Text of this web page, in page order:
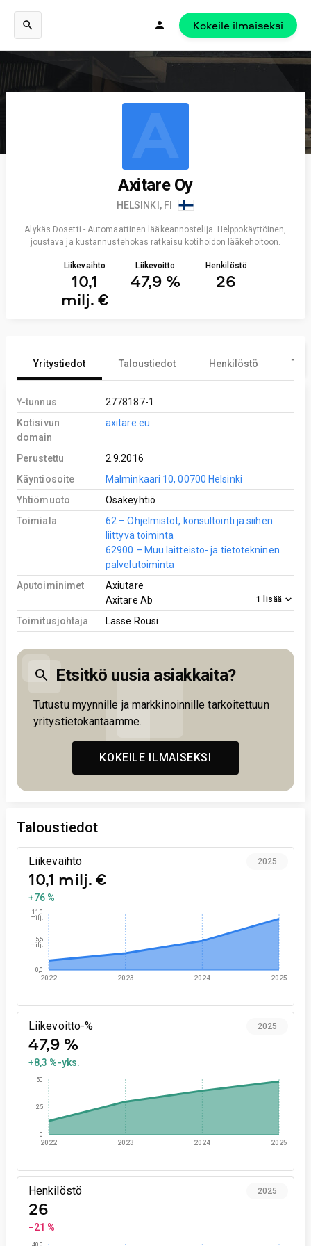
Kokeile ilmaiseksi
A
Axitare Oy
HELSINKI, FI
Älykäs Dosetti - Automaattinen lääkeannostelija. Helppokäyttöinen,
joustava ja kustannustehokas ratkaisu kotihoidon lääkehoitoon.
Liikevaihto
10,1
milj. €
Liikevoitto
47,9 %
Henkilöstö
26
Yritystiedot Taloustiedot Henkilöstö
Y-tunnus
2778187-1
Kotisivun
domain
axitare.eu
Perustettu
2.9.2016
Käyntiosoite
Malminkaari 10, 00700 Helsinki
Yhtiömuoto
Osakeyhtiö
Toimiala
62 – Ohjelmistot, konsultointi ja siihen
liittyvä toiminta
62900 – Muu laitteisto- ja tietotekninen
palvelutoiminta
Aputoiminimet
Axiutare
Axitare Ab
1 lisää
Toimitusjohtaja Lasse Rousi
Etsitkö uusia asiakkaita?
Tutustu myynnille ja markkinoinnille tarkoitettuun
yritystietokantaamme.
KOKEILE ILMAISEKSI
Taloustiedot
Liikevaihto
10,1 milj. €
+76 %
2025
2022 2023 2024 2025
0,0
5,5
milj.
11,0
milj.
Liikevoitto-%
47,9 %
+8,3 %-yks.
2025
2022 2023 2024 2025
0
25
50
Henkilöstö
26
−21 %
2025